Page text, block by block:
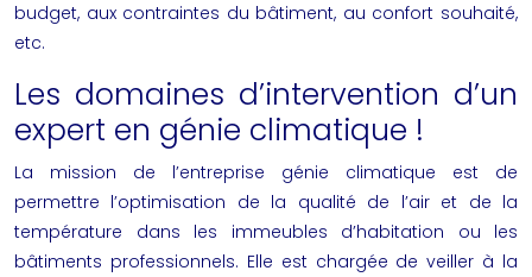
budget, aux contraintes du bâtiment, au confort souhaité,
etc.
Les domaines d’intervention d’un
expert en génie climatique !
La mission de l’entreprise génie climatique est de
permettre l’optimisation de la qualité de l’air et de la
température dans les immeubles d’habitation ou les
bâtiments professionnels. Elle est chargée de veiller à la